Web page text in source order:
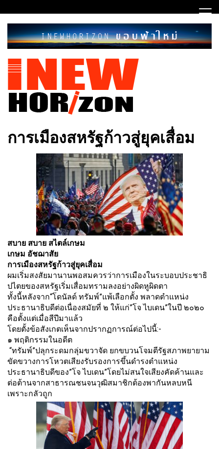
to
content
INEWHORIZON
การเมืองสหรัฐก้าวสู่ยุคเสื่อม
สบาย สบาย สไตล์เกษม
เกษม อัชฌาสัย
การเมืองสหรัฐก้าวสู่ยุคเสื่อม
ผมเริ่มสงสัยมานานพอสมควรว่าการเมืองในระบอบประชาธิ
ปไตยของสหรัฐเริ่มเสื่อมทรามลงอย่างผิดหูผิดตา
ทั้งนี้หลังจาก“โดนัลด์ ทรัมพ์”แพ้เลือกตั้ง พลาดตำแหน่ง
ประธานาธิบดีต่อเนื่องสมัยที่ ๒ ให้แก่”โจ ไบเดน”ในปี ๒๐๒๐
คือตั้งแต่เมื่อสีปีมาแล้ว
โดยตั้งข้อสังเกตเห็นจากปรากฏการณ์ต่อไปนี้:-
๑ พฤติกรรมในอดีต
“ทรัมพ์”ปลุกระดมกลุ่มขวาจัด ยกขบวนโจมตีรัฐสภาพยายาม
ขัดขวางการโหวตเสียงรับรองการขึ้นดำรงตำแหน่ง
ประธานาธิบดีของ”โจ ไบเดน”โดยไม่สนใจเสียงคัดค้านและ
ต่อต้านจากสาธารณชนจนวุฒิสมาชิกต้องพากันหลบหนี
เพราะกลัวถูก